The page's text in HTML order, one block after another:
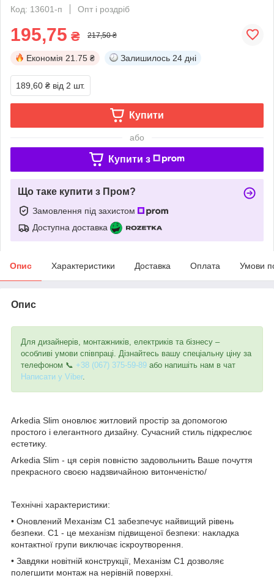
Код: 13601-п
Опт і роздріб
195,75 ₴ 217,50 ₴
Економія 21.75 ₴ Залишилось 24 дні
189,60 ₴ від 2 шт.
Купити
або
Купити з
Що таке купити з Пром?
Замовлення під захистом
Доступна доставка
Опис Характеристики Доставка Оплата Умови
Опис
Для дизайнерів, монтажників, електриків та бізнесу –
особливі умови співпраці. Дізнайтесь вашу спеціальну ціну за
телефоном 📞 +38 (067) 375-59-89 або напишіть нам в чат
Написати у Viber.
Arkedia Slim оновлює житловий простір за допомогою
простого і елегантного дизайну. Сучасний стиль підкреслює
естетику.
Arkedia Slim - ця серія повністю задовольнить Ваше почуття
прекрасного своєю надзвичайною витонченістю/
Технічні характеристики:
• Оновлений Механізм С1 забезпечує найвищий рівень
безпеки. C1 - це механізм підвищеної безпеки: накладка
контактної групи виключає іскроутворення.
• Завдяки новітній конструкції, Механізм С1 дозволяє
полегшити монтаж на нерівній поверхні.